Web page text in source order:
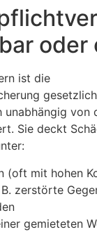
oder
ist die
unabhängig von
Sie deckt
(oft mit hohen
zerstörte
gemieteten